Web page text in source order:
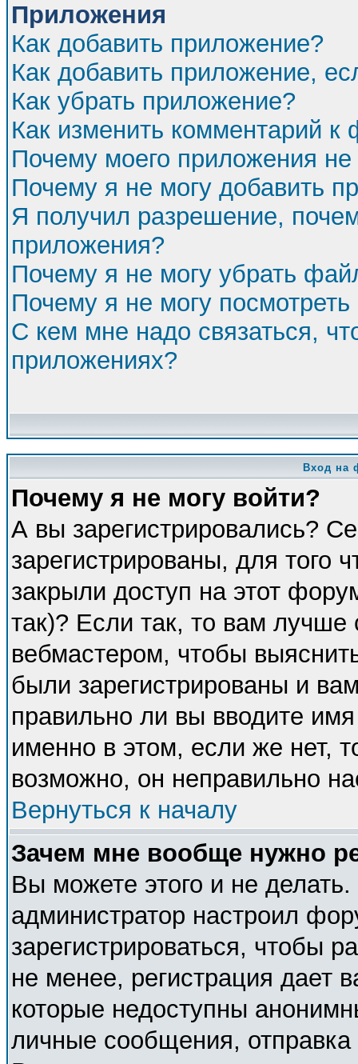
Приложения
Как добавить приложение?
Как добавить приложение,
Как убрать приложение?
Как изменить комментарий к
Почему моего приложения не
Почему я не могу добавить
Я получил разрешение,
приложения?
Почему я не могу убрать
Почему я не могу
С кем мне надо связаться,
приложениях?
Вход на
Почему я не могу войти?
А вы зарегистрировались?
зарегистрированы, для того
закрыли доступ на этот
так)? Если так, то вам лучше
вебмастером, чтобы
были зарегистрированы и
правильно ли вы вводите
именно в этом, если же нет,
возможно, он неправильно
Вернуться к началу
Зачем мне вообще нужно
Вы можете этого и не делать.
администратор настроил
зарегистрироваться, чтобы
не менее, регистрация дает
которые недоступны
личные сообщения, отправка